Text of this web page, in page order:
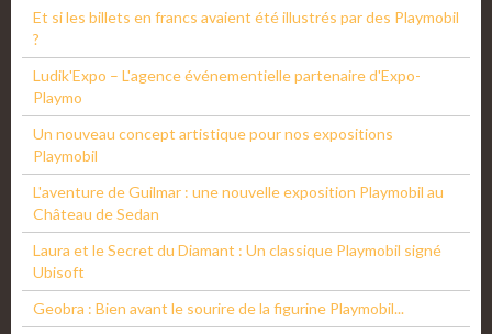
Et si les billets en francs avaient été illustrés par des Playmobil
?
Ludik'Expo – L'agence événementielle partenaire d'Expo-
Playmo
Un nouveau concept artistique pour nos expositions
Playmobil
L'aventure de Guilmar : une nouvelle exposition Playmobil au
Château de Sedan
Laura et le Secret du Diamant : Un classique Playmobil signé
Ubisoft
Geobra : Bien avant le sourire de la figurine Playmobil...